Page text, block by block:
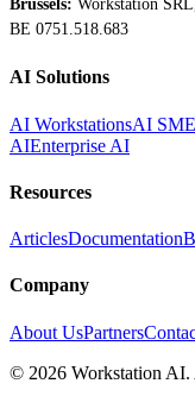
Brussels: Workstation
BE 0751.518.683
AI Solutions
AI WorkstationsAI
AIEnterprise AI
Resources
ArticlesDocumentation
Company
About UsPartners
© 2026 Workstation AI.